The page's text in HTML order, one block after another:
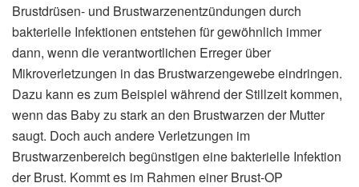
Brustdrüsen- und Brustwarzenentzündungen durch
bakterielle Infektionen entstehen für gewöhnlich immer
dann, wenn die verantwortlichen Erreger über
Mikroverletzungen in das Brustwarzengewebe eindringen.
Dazu kann es zum Beispiel während der Stillzeit kommen,
wenn das Baby zu stark an den Brustwarzen der Mutter
saugt. Doch auch andere Verletzungen im
Brustwarzenbereich begünstigen eine bakterielle Infektion
der Brust. Kommt es im Rahmen einer Brust-OP